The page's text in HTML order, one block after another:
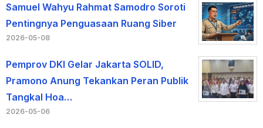
Samuel Wahyu Rahmat Samodro Soroti
Pentingnya Penguasaan Ruang Siber
2026-05-08
Pemprov DKI Gelar Jakarta SOLID,
Pramono Anung Tekankan Peran Publik
Tangkal Hoa…
2026-05-06